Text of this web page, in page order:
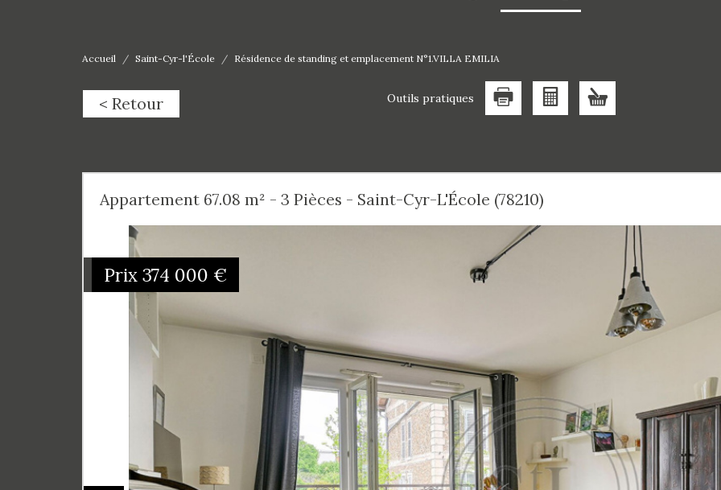
Accueil Saint-Cyr-l'École Résidence de standing et emplacement N°1.VILLA EMILIA
< Retour Outils pratiques
Appartement 67.08 m² - 3 Pièces - Saint-Cyr-L'École (78210)
Prix 374 000 €